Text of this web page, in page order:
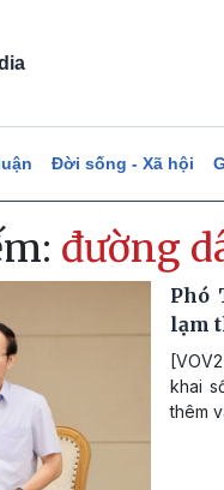
Đời sống - Xã hội
đường
Phó
lạm
khai
thêm